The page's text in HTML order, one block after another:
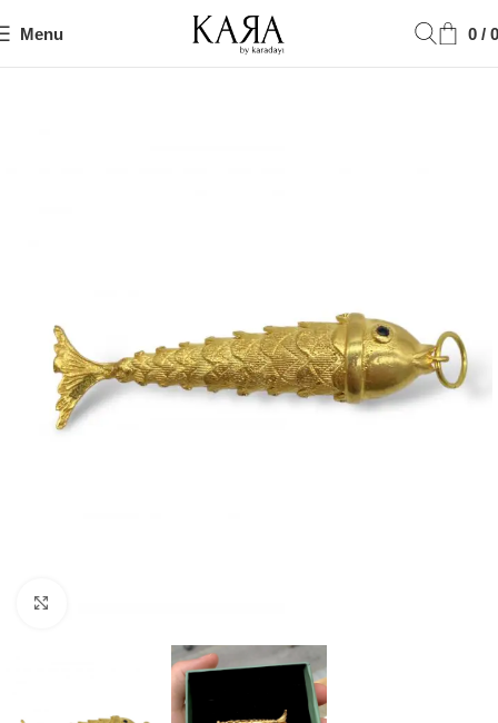
Menu 0 / 0